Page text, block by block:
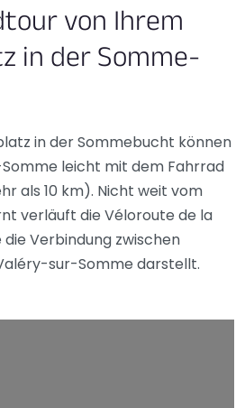
von Ihrem
in der Somme-
in der Sommebucht können
leicht mit dem Fahrrad
als 10 km). Nicht weit vom
verläuft die Véloroute de la
Verbindung zwischen
sur-Somme darstellt.